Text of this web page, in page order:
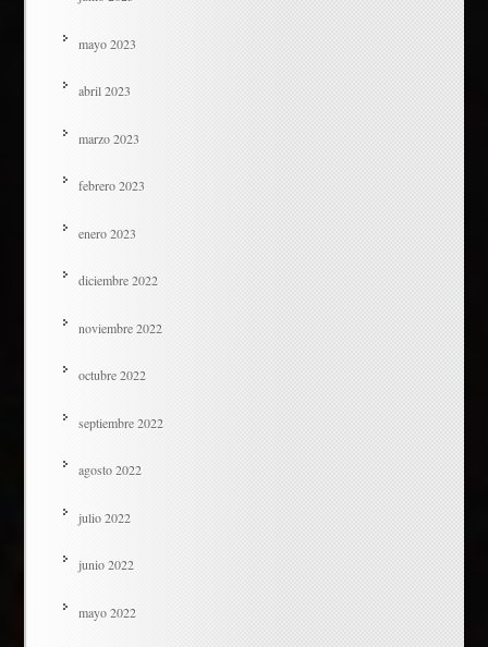
mayo 2023
abril 2023
marzo 2023
febrero 2023
enero 2023
diciembre 2022
noviembre 2022
octubre 2022
septiembre 2022
agosto 2022
julio 2022
junio 2022
mayo 2022